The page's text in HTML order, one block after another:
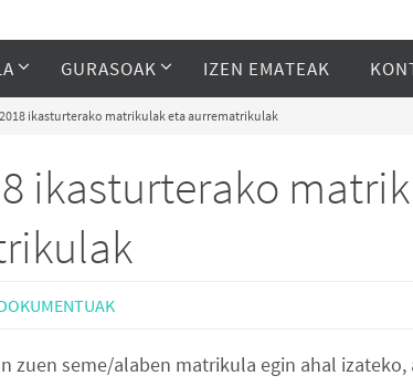
GURASOAK IZEN EMATEAK
ikasturterako matrikulak eta aurrematrikulak
ikasturterako
zuen seme/alaben matrikula egin ahal